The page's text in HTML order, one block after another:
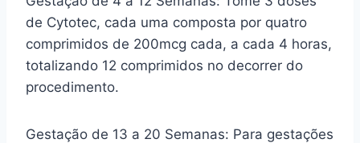
de Cytotec, cada uma composta por quatro
comprimidos de 200mcg cada, a cada 4 horas,
totalizando 12 comprimidos no decorrer do
procedimento.
Gestação de 13 a 20 Semanas: Para gestações